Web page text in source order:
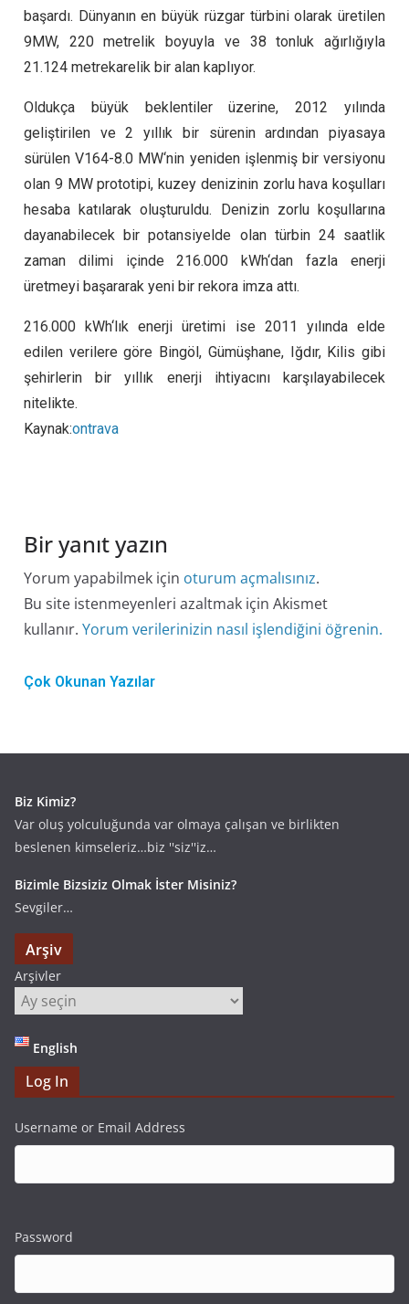
başardı. Dünyanın en büyük rüzgar türbini olarak üretilen
9MW, 220 metrelik boyuyla ve 38 tonluk ağırlığıyla
21.124 metrekarelik bir alan kaplıyor.
Oldukça büyük beklentiler üzerine, 2012 yılında
geliştirilen ve 2 yıllık bir sürenin ardından piyasaya
sürülen V164-8.0 MW‘nin yeniden işlenmiş bir versiyonu
olan 9 MW prototipi, kuzey denizinin zorlu hava koşulları
hesaba katılarak oluşturuldu. Denizin zorlu koşullarına
dayanabilecek bir potansiyelde olan türbin 24 saatlik
zaman dilimi içinde 216.000 kWh‘dan fazla enerji
üretmeyi başararak yeni bir rekora imza attı.
216.000 kWh‘lık enerji üretimi ise 2011 yılında elde
edilen verilere göre Bingöl, Gümüşhane, Iğdır, Kilis gibi
şehirlerin bir yıllık enerji ihtiyacını karşılayabilecek
nitelikte.
Kaynak:ontrava
Bir yanıt yazın
Yorum yapabilmek için oturum açmalısınız.
Bu site istenmeyenleri azaltmak için Akismet
kullanır. Yorum verilerinizin nasıl işlendiğini öğrenin.
Çok Okunan Yazılar
Biz Kimiz?
Var oluş yolculuğunda var olmaya çalışan ve birlikten
beslenen kimseleriz…biz ''siz''iz…
Bizimle Bizsiziz Olmak İster Misiniz?
Sevgiler…
Arşiv
Arşivler
English
Log In
Username or Email Address
Password